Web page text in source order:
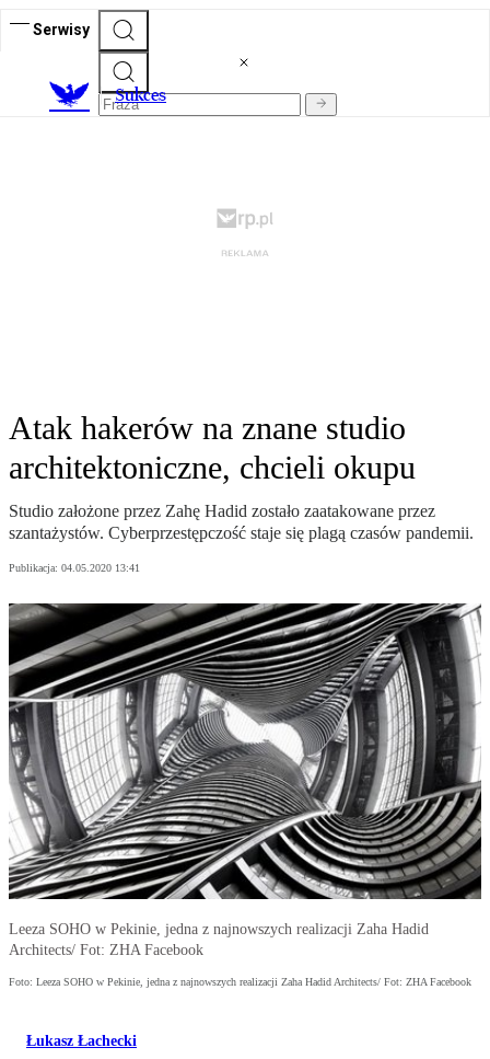
Serwisy
Sukces
Atak hakerów na znane studio
architektoniczne, chcieli okupu
Studio założone przez Zahę Hadid zostało zaatakowane przez
szantażystów. Cyberprzestępczość staje się plagą czasów pandemii.
Publikacja: 04.05.2020 13:41
Leeza SOHO w Pekinie, jedna z najnowszych realizacji Zaha Hadid
Architects/ Fot: ZHA Facebook
Foto: Leeza SOHO w Pekinie, jedna z najnowszych realizacji Zaha Hadid Architects/ Fot: ZHA Facebook
Łukasz Łachecki